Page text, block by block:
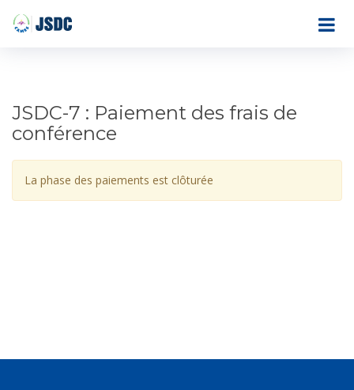
JSDC-7 : Paiement des frais de
conférence
La phase des paiements est clôturée